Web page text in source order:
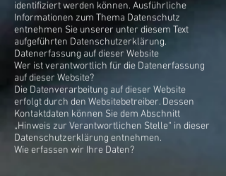
identifiziert werden können. Ausführliche
Informationen zum Thema Datenschutz
entnehmen Sie unserer unter diesem Text
aufgeführten Datenschutzerklärung.
Datenerfassung auf dieser Website
Wer ist verantwortlich für die Datenerfassung
auf dieser Website?
Die Datenverarbeitung auf dieser Website
erfolgt durch den Websitebetreiber. Dessen
Kontaktdaten können Sie dem Abschnitt
„Hinweis zur Verantwortlichen Stelle“ in dieser
Datenschutzerklärung entnehmen.
Wie erfassen wir Ihre Daten?